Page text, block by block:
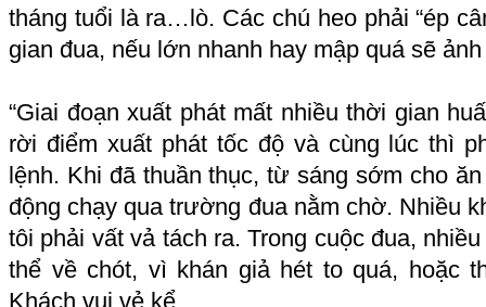
tháng tuổi là ra…lò. Các chú heo phải “ép
gian đua, nếu lớn nhanh hay mập quá sẽ
“Giai đoạn xuất phát mất nhiều thời gian
rời điểm xuất phát tốc độ và cùng lúc thì
lệnh. Khi đã thuần thục, từ sáng sớm cho
động chạy qua trường đua nằm chờ. Nhiều
tôi phải vất vả tách ra. Trong cuộc đua,
thể về chót, vì khán giả hét to quá, hoặc
Khách vui vẻ kể.